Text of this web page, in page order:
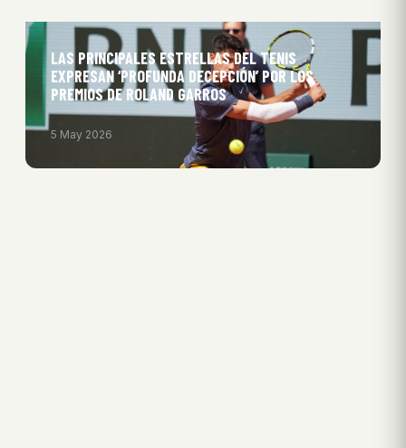
LAS PRINCIPALES ESTRELLAS DEL TENIS
EXPRESAN ‘PROFUNDA DECEPCIÓN’ POR LOS
PREMIOS DE ROLAND GARROS
5 May 2026